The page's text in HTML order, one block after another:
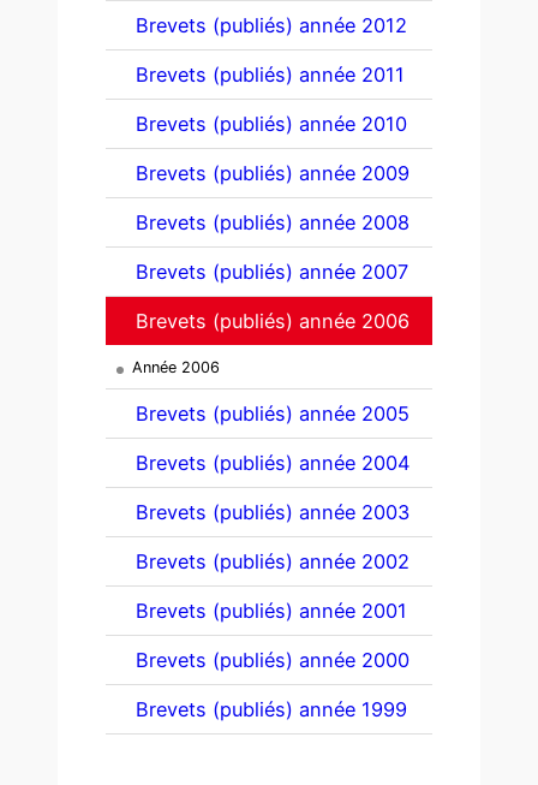
Brevets (publiés) année 2012
Brevets (publiés) année 2011
Brevets (publiés) année 2010
Brevets (publiés) année 2009
Brevets (publiés) année 2008
Brevets (publiés) année 2007
Brevets (publiés) année 2006
Année 2006
Brevets (publiés) année 2005
Brevets (publiés) année 2004
Brevets (publiés) année 2003
Brevets (publiés) année 2002
Brevets (publiés) année 2001
Brevets (publiés) année 2000
Brevets (publiés) année 1999